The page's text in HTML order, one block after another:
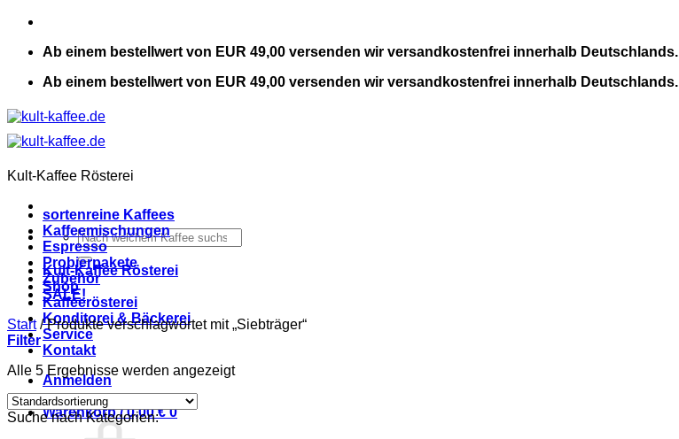
Zum
springenAb einem bestellwert von EUR 49,00 versenden wir versandkostenfrei innerhalb Deutschlands.
Ab einem bestellwert von EUR 49,00 versenden wir versandkostenfrei innerhalb Deutschlands.
Kult-Kaffee Rösterei
Suchen
nach:
Kult-Kaffee Rösterei
Shop
Kaffeerösterei
Konditorei & Bäckerei
Service
Kontakt
Anmelden
Warenkorb /0,00€ 0
sortenreine Kaffees
Kaffeemischungen
Espresso
Probierpakete
Zubehör
SALE!
Start /Produkte verschlagwortet mit „Siebträger“
Filter
Alle 5 Ergebnisse werden angezeigt
Suche nach Kategorien: